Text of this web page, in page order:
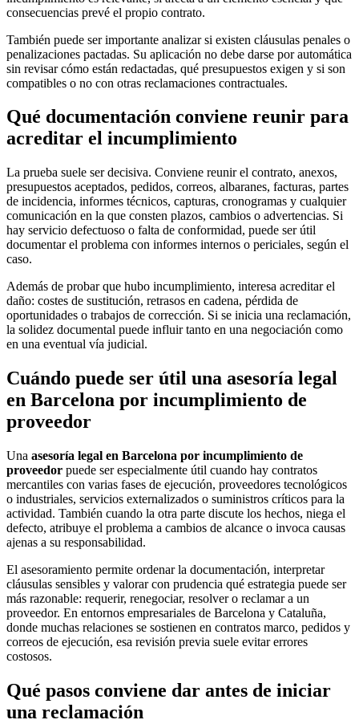
consecuencias prevé el propio contrato.
También puede ser importante analizar si existen cláusulas penales o
penalizaciones pactadas. Su aplicación no debe darse por automática
sin revisar cómo están redactadas, qué presupuestos exigen y si son
compatibles o no con otras reclamaciones contractuales.
Qué documentación conviene reunir para
acreditar el incumplimiento
La prueba suele ser decisiva. Conviene reunir el contrato, anexos,
presupuestos aceptados, pedidos, correos, albaranes, facturas, partes
de incidencia, informes técnicos, capturas, cronogramas y cualquier
comunicación en la que consten plazos, cambios o advertencias. Si
hay servicio defectuoso o falta de conformidad, puede ser útil
documentar el problema con informes internos o periciales, según el
caso.
Además de probar que hubo incumplimiento, interesa acreditar el
daño: costes de sustitución, retrasos en cadena, pérdida de
oportunidades o trabajos de corrección. Si se inicia una reclamación,
la solidez documental puede influir tanto en una negociación como
en una eventual vía judicial.
Cuándo puede ser útil una asesoría legal
en Barcelona por incumplimiento de
proveedor
Una asesoría legal en Barcelona por incumplimiento de
proveedor puede ser especialmente útil cuando hay contratos
mercantiles con varias fases de ejecución, proveedores tecnológicos
o industriales, servicios externalizados o suministros críticos para la
actividad. También cuando la otra parte discute los hechos, niega el
defecto, atribuye el problema a cambios de alcance o invoca causas
ajenas a su responsabilidad.
El asesoramiento permite ordenar la documentación, interpretar
cláusulas sensibles y valorar con prudencia qué estrategia puede ser
más razonable: requerir, renegociar, resolver o reclamar a un
proveedor. En entornos empresariales de Barcelona y Cataluña,
donde muchas relaciones se sostienen en contratos marco, pedidos y
correos de ejecución, esa revisión previa suele evitar errores
costosos.
Qué pasos conviene dar antes de iniciar
una reclamación